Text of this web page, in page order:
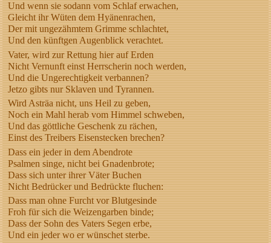
Und wenn sie sodann vom Schlaf erwachen,
Gleicht ihr Wüten dem Hyänenrachen,
Der mit ungezähmtem Grimme schlachtet,
Und den künftgen Augenblick verachtet.
Vater, wird zur Rettung hier auf Erden
Nicht Vernunft einst Herrscherin noch werden,
Und die Ungerechtigkeit verbannen?
Jetzo gibts nur Sklaven und Tyrannen.
Wird Asträa nicht, uns Heil zu geben,
Noch ein Mahl herab vom Himmel schweben,
Und das göttliche Geschenk zu rächen,
Einst des Treibers Eisenstecken brechen?
Dass ein jeder in dem Abendrote
Psalmen singe, nicht bei Gnadenbrote;
Dass sich unter ihrer Väter Buchen
Nicht Bedrücker und Bedrückte fluchen:
Dass man ohne Furcht vor Blutgesinde
Froh für sich die Weizengarben binde;
Dass der Sohn des Vaters Segen erbe,
Und ein jeder wo er wünschet sterbe.